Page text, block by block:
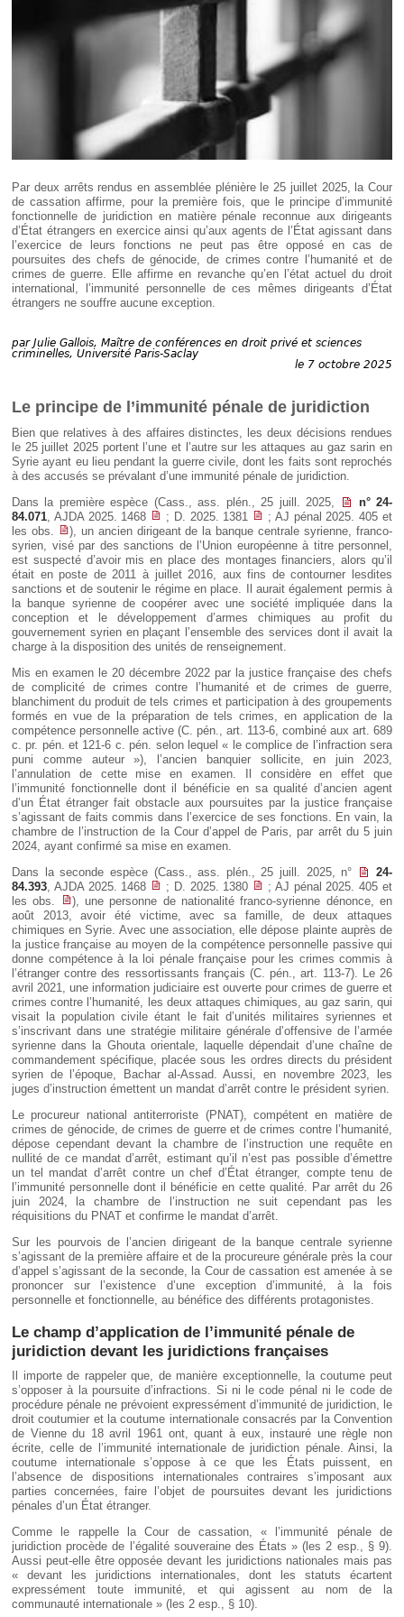
Par deux arrêts rendus en assemblée plénière le 25 juillet 2025, la Cour
de cassation affirme, pour la première fois, que le principe d’immunité
fonctionnelle de juridiction en matière pénale reconnue aux dirigeants
d’État étrangers en exercice ainsi qu’aux agents de l’État agissant dans
l’exercice de leurs fonctions ne peut pas être opposé en cas de
poursuites des chefs de génocide, de crimes contre l’humanité et de
crimes de guerre. Elle affirme en revanche qu’en l’état actuel du droit
international, l’immunité personnelle de ces mêmes dirigeants d’État
étrangers ne souffre aucune exception.
par Julie Gallois, Maître de conférences en droit privé et sciences
criminelles, Université Paris-Saclay
le 7 octobre 2025
Le principe de l’immunité pénale de juridiction
Bien que relatives à des affaires distinctes, les deux décisions rendues
le 25 juillet 2025 portent l’une et l’autre sur les attaques au gaz sarin en
Syrie ayant eu lieu pendant la guerre civile, dont les faits sont reprochés
à des accusés se prévalant d’une immunité pénale de juridiction.
Dans la première espèce (Cass., ass. plén., 25 juill. 2025,
n° 24-
84.071, AJDA 2025. 1468 ; D. 2025. 1381
; AJ pénal 2025. 405 et
les obs.
), un ancien dirigeant de la banque centrale syrienne, franco-
syrien, visé par des sanctions de l’Union européenne à titre personnel,
est suspecté d’avoir mis en place des montages financiers, alors qu’il
était en poste de 2011 à juillet 2016, aux fins de contourner lesdites
sanctions et de soutenir le régime en place. Il aurait également permis à
la banque syrienne de coopérer avec une société impliquée dans la
conception et le développement d’armes chimiques au profit du
gouvernement syrien en plaçant l’ensemble des services dont il avait la
charge à la disposition des unités de renseignement.
Mis en examen le 20 décembre 2022 par la justice française des chefs
de complicité de crimes contre l’humanité et de crimes de guerre,
blanchiment du produit de tels crimes et participation à des groupements
formés en vue de la préparation de tels crimes, en application de la
compétence personnelle active (C. pén., art. 113-6, combiné aux art. 689
c. pr. pén. et 121-6 c. pén. selon lequel « le complice de l’infraction sera
puni comme auteur »), l’ancien banquier sollicite, en juin 2023,
l’annulation de cette mise en examen. Il considère en effet que
l’immunité fonctionnelle dont il bénéficie en sa qualité d’ancien agent
d’un État étranger fait obstacle aux poursuites par la justice française
s’agissant de faits commis dans l’exercice de ses fonctions. En vain, la
chambre de l’instruction de la Cour d’appel de Paris, par arrêt du 5 juin
2024, ayant confirmé sa mise en examen.
Dans la seconde espèce (Cass., ass. plén., 25 juill. 2025, n°
24-
84.393, AJDA 2025. 1468 ; D. 2025. 1380
; AJ pénal 2025. 405 et
les obs.
), une personne de nationalité franco-syrienne dénonce, en
août 2013, avoir été victime, avec sa famille, de deux attaques
chimiques en Syrie. Avec une association, elle dépose plainte auprès de
la justice française au moyen de la compétence personnelle passive qui
donne compétence à la loi pénale française pour les crimes commis à
l’étranger contre des ressortissants français (C. pén., art. 113-7). Le 26
avril 2021, une information judiciaire est ouverte pour crimes de guerre et
crimes contre l’humanité, les deux attaques chimiques, au gaz sarin, qui
visait la population civile étant le fait d’unités militaires syriennes et
s’inscrivant dans une stratégie militaire générale d’offensive de l’armée
syrienne dans la Ghouta orientale, laquelle dépendait d’une chaîne de
commandement spécifique, placée sous les ordres directs du président
syrien de l’époque, Bachar al-Assad. Aussi, en novembre 2023, les
juges d’instruction émettent un mandat d’arrêt contre le président syrien.
Le procureur national antiterroriste (PNAT), compétent en matière de
crimes de génocide, de crimes de guerre et de crimes contre l’humanité,
dépose cependant devant la chambre de l’instruction une requête en
nullité de ce mandat d’arrêt, estimant qu’il n’est pas possible d’émettre
un tel mandat d’arrêt contre un chef d’État étranger, compte tenu de
l’immunité personnelle dont il bénéficie en cette qualité. Par arrêt du 26
juin 2024, la chambre de l’instruction ne suit cependant pas les
réquisitions du PNAT et confirme le mandat d’arrêt.
Sur les pourvois de l’ancien dirigeant de la banque centrale syrienne
s’agissant de la première affaire et de la procureure générale près la cour
d’appel s’agissant de la seconde, la Cour de cassation est amenée à se
prononcer sur l’existence d’une exception d’immunité, à la fois
personnelle et fonctionnelle, au bénéfice des différents protagonistes.
Le champ d’application de l’immunité pénale de
juridiction devant les juridictions françaises
Il importe de rappeler que, de manière exceptionnelle, la coutume peut
s’opposer à la poursuite d’infractions. Si ni le code pénal ni le code de
procédure pénale ne prévoient expressément d’immunité de juridiction, le
droit coutumier et la coutume internationale consacrés par la Convention
de Vienne du 18 avril 1961 ont, quant à eux, instauré une règle non
écrite, celle de l’immunité internationale de juridiction pénale. Ainsi, la
coutume internationale s’oppose à ce que les États puissent, en
l’absence de dispositions internationales contraires s’imposant aux
parties concernées, faire l’objet de poursuites devant les juridictions
pénales d’un État étranger.
Comme le rappelle la Cour de cassation, « l’immunité pénale de
juridiction procède de l’égalité souveraine des États » (les 2 esp., § 9).
Aussi peut-elle être opposée devant les juridictions nationales mais pas
« devant les juridictions internationales, dont les statuts écartent
expressément toute immunité, et qui agissent au nom de la
communauté internationale » (les 2 esp., § 10).